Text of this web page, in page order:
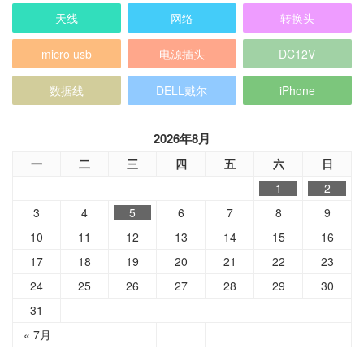
天线 网络 转换头
micro usb 电源插头 DC12V
数据线 DELL戴尔 iPhone
2026年8月
一 二 三 四 五 六 日
« 7月
1
2
3
4 5 6 7 8
9
10
11 12 13 14 15
16
17
18 19 20 21 22
23
24
25 26 27 28 29
30
31